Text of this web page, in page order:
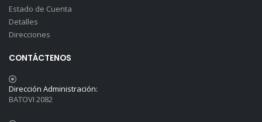
Estado de Cuenta
Detalles
Direcciones
CONTÁCTENOS
Dirección Administración:
BATOVI 2082